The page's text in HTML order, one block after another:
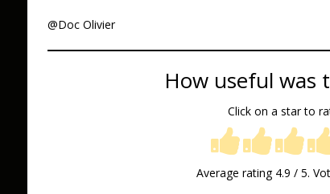
@Doc Olivier
How useful was
Click on a star to
Average rating 4.9 / 5.